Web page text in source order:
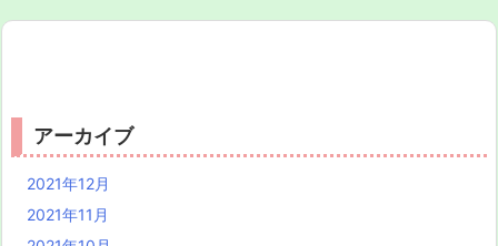
アーカイブ
2021年12月
2021年11月